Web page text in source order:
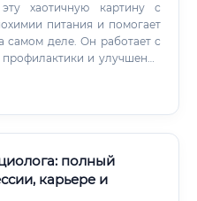
хаотичную картину с
питания и помогает
самом деле. Он работает с
и улучшения
в команде с врачом, но не
полный
карьере и